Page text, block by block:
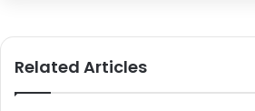
Related Articles